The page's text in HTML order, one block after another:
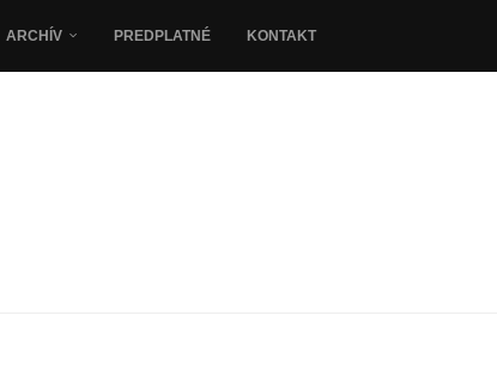
ARCHÍV PREDPLATNÉ KONTAKT